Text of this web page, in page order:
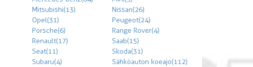
Mitsubishi (13)
Nissan (26)
Opel (31)
Peugeot (24)
Porsche (6)
Range Rover (4)
Renault (17)
Saab (15)
Seat (11)
Skoda (31)
Subaru (4)
Sähköauton koeajo (112)